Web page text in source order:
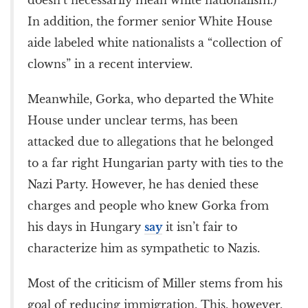
In addition, the former senior White House
aide labeled white nationalists a “collection of
clowns” in a recent interview.
Meanwhile, Gorka, who departed the White
House under unclear terms, has been
attacked due to allegations that he belonged
to a far right Hungarian party with ties to the
Nazi Party. However, he has denied these
charges and people who knew Gorka from
his days in Hungary sayit isn’t fair to
characterize him as sympathetic to Nazis.
Most of the criticism of Miller stems from his
goal of reducing immigration. This, however,